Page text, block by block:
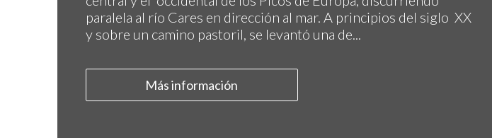
paralela al río Cares en dirección al mar. A principios del siglo XX
y sobre un camino pastoril, se levantó una de...
Más información